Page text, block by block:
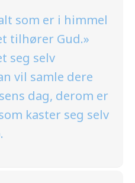
som er i himmel
tilhører Gud.»
seg selv
vil samle dere
dag, derom er
kaster seg selv